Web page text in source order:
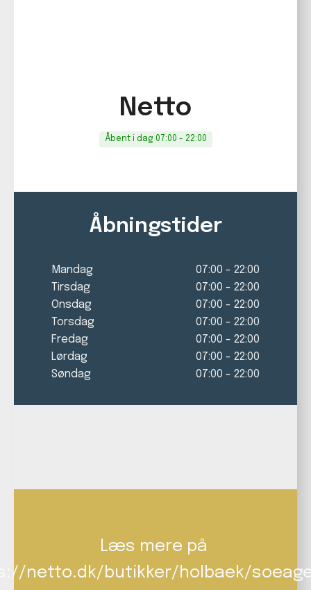
Netto
Åbent i dag 07:00 - 22:00
Åbningstider
Mandag 07:00 - 22:00
Tirsdag
07:00 - 22:00
Onsdag
07:00 - 22:00
Torsdag
07:00 - 22:00
Fredag
07:00 - 22:00
Lørdag
07:00 - 22:00
Søndag
07:00 - 22:00
Læs mere på
netto.dk/butikker/holbaek/